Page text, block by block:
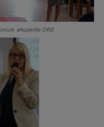
ekspertki ORE